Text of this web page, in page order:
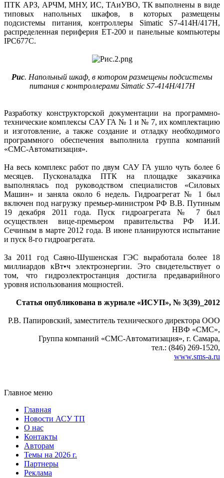
ПТК АРЗ, АРЧМ, МНУ, ИС, ­ТАиУВО, ТК выполнены в виде
типовых напольных шкафов, в которых размещены
подсистемы питания, контроллеры Simatic S7-414H/417H,
распределенная периферия ET‑200 и панельные компьютеры
IPC677C.
Рис. Напольный шкаф, в котором размещены подсистемы
питания с контроллерами Simatic S7-414H/417H
Разработку конструкторской документации на программно-
технические комплексы САУ ГА № 1 и № 7, их комплектацию
и изготовление, а также создание и отладку необходимого
программного обеспечения выполнила группа компаний
«СМС-Автоматизация».
На весь комплекс работ по двум САУ ГА ушло чуть более 6
месяцев. Пусконаладка ПТК на площадке заказчика
выполнялась под руководством специалистов «Силовых
Машин» и заняла около 6 недель. Гидроагрегат № 1 был
включен под нагрузку премьер-министром РФ В.В. Путиным
19 декабря 2011 года. Пуск гидро­агрегата № 7 был
осуществлен вице-премьером правительства РФ И.И.
Сечиным в марте 2012 года. В июне планируются испытание
и пуск 8-го гидро­агрегата.
За 2011 год Саяно-Шушенская ГЭС выработала более 18
миллиардов кВт•ч электроэнергии. Это свидетельствует о
том, что гидро­электростанция достигла пред­аварийного
уровня использования мощностей.
Статья опубликована в журнале «ИСУП», № 3(39)_2012
Р.В. Папировский, заместитель технического директора ООО
НВФ «СМС»,
Группа компаний «СМС-Автоматизация», г. Самара,
тел.: (846) 269-1520,
www.sms-a.ru
Главное меню
Главная
Новости АСУ ТП
О нас
Контакты
Авторам
Темы на 2026 г.
Партнеры
Реклама